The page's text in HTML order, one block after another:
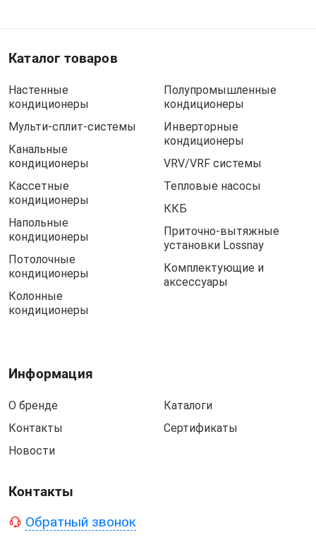
Каталог товаров
Настенные
кондиционеры
Мульти-сплит-системы
Канальные
кондиционеры
Кассетные
кондиционеры
Напольные
кондиционеры
Потолочные
кондиционеры
Колонные
кондиционеры
Полупромышленные
кондиционеры
Инверторные
кондиционеры
VRV/VRF системы
Тепловые насосы
ККБ
Приточно-вытяжные
установки Lossnay
Комплектующие и
аксессуары
Информация
О бренде
Контакты
Новости
Каталоги
Сертификаты
Контакты
Обратный звонок